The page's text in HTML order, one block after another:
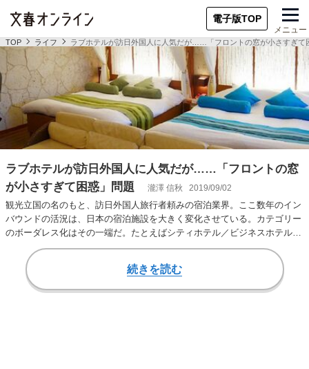
電子版TOP
メニュー
TOP ライフ ラブホテルが訪日外国人に人気だが……「フロントの窓が小さすぎて
ラブホテルが訪日外国人に人気だが……「フロントの窓
が小さすぎて困惑」問題
瀧澤 信秋 2019/09/02
観光立国の名のもと、訪日外国人旅行者頼みの宿泊業界。ここ数年のイン
バウンドの活況は、日本の宿泊施設を大きく変化させている。カテゴリー
のボーダレス化はその一端だ。たとえばシティホテル／ビジネスホテルと
いう区分がある。…
続きを読む